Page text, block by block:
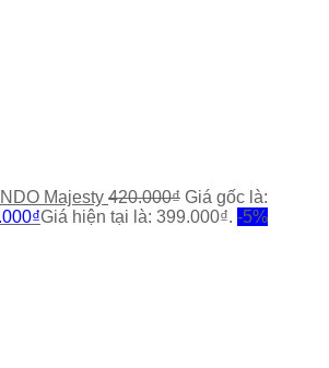
Majesty 420.000₫ Giá gốc là:
₫Giá hiện tại là: 399.000₫. -5%